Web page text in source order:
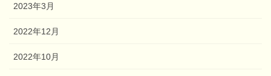
2023年3月
2022年12月
2022年10月